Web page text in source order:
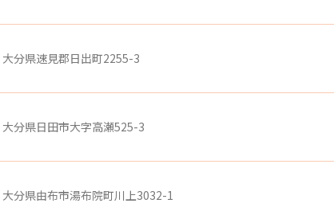
大分県速見郡日出町2255-3
大分県日田市大字高瀬525-3
大分県由布市湯布院町川上3032-1